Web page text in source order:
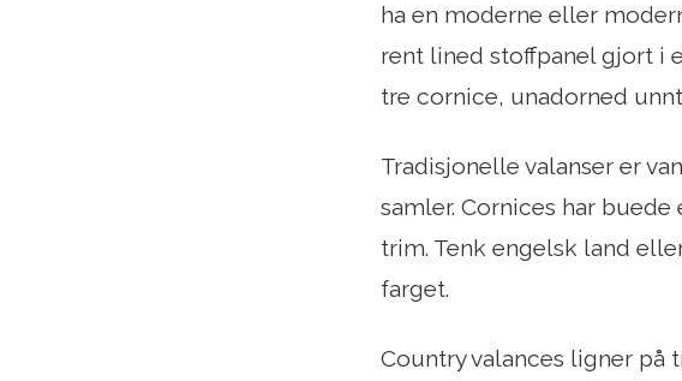
ha en moderne eller
rent lined stoffpanel gjort i
tre cornice, unadorned
Tradisjonelle valanser er
samler. Cornices har
trim. Tenk engelsk land
farget.
Country valances ligner